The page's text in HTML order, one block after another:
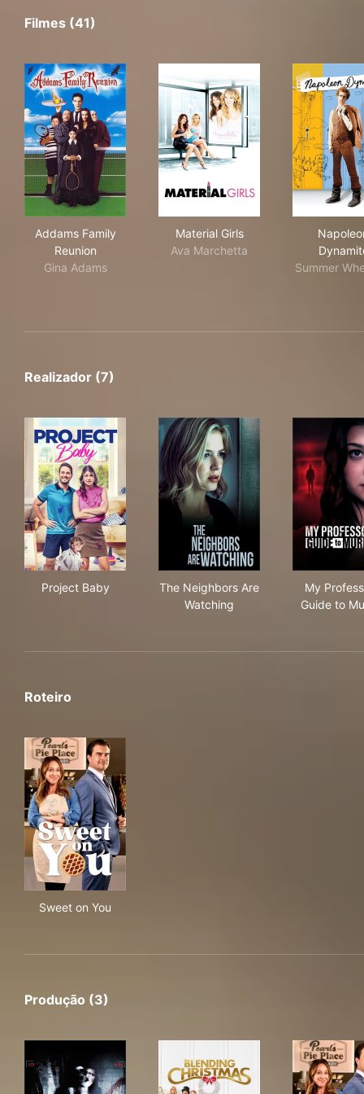
Filmes (41)
Addams Family
Reunion
Gina Adams
Material Girls
Ava Marchetta
Summer
Realizador (7)
Project Baby
The Neighbors Are
Watching
My
Guide to
Roteiro
Sweet on You
Produção (3)